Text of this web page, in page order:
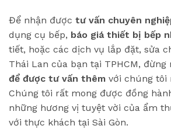
Để nhận được tư vấn chuyên
dụng cụ bếp, báo giá thiết bị bếp
tiết, hoặc các dịch vụ lắp đặt, sửa
Thái Lan của bạn tại TPHCM, đừng
để được tư vấn thêm với chúng tôi
Chúng tôi rất mong được đồng
những hương vị tuyệt vời của ẩm
với thực khách tại Sài Gòn.